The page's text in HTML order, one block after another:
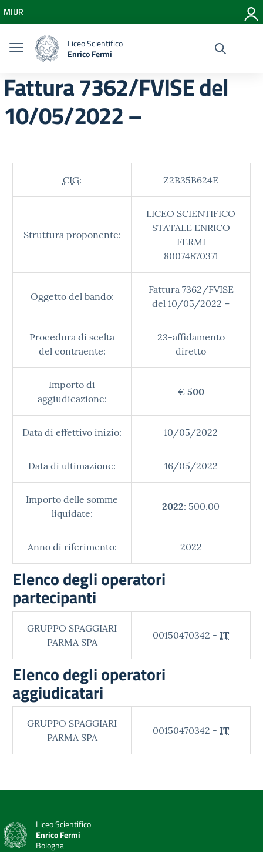
Vai al menu di navigazione
Vai al footer
MIUR
Liceo Scientifico
Enrico Fermi
Fattura 7362/FVISE del
10/05/2022 –
CIG: Z2B35B624E
Struttura proponente:
LICEO SCIENTIFICO
STATALE ENRICO
FERMI
80074870371
Oggetto del bando:
Fattura 7362/FVISE
del 10/05/2022 –
Procedura di scelta
del contraente:
23-affidamento
diretto
Importo di
aggiudicazione:
€ 500
Data di effettivo inizio: 10/05/2022
Data di ultimazione: 16/05/2022
Importo delle somme
liquidate:
2022: 500.00
Anno di riferimento: 2022
Elenco degli operatori
partecipanti
GRUPPO SPAGGIARI
PARMA SPA
00150470342 - IT
Elenco degli operatori
aggiudicatari
GRUPPO SPAGGIARI
PARMA SPA
00150470342 - IT
Liceo Scientifico
Enrico Fermi
Bologna